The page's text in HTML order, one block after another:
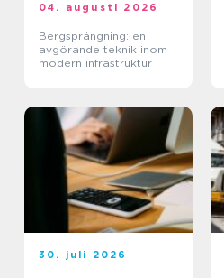
04. augusti 2026
Bergsprängning: en
avgörande teknik inom
modern infrastruktur
30. juli 2026